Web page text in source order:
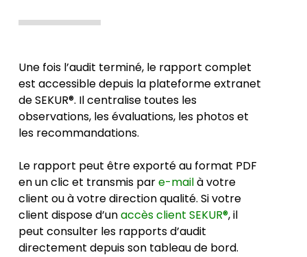
Une fois l’audit terminé, le rapport complet
est accessible depuis la plateforme extranet
de SEKUR®. Il centralise toutes les
observations, les évaluations, les photos et
les recommandations.
Le rapport peut être exporté au format PDF
en un clic et transmis pare-mailà votre
client ou à votre direction qualité. Si votre
client dispose d’unaccès client SEKUR®, il
peut consulter les rapports d’audit
directement depuis son tableau de bord.